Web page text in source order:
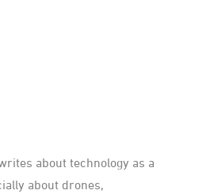
about technology as a
about drones,